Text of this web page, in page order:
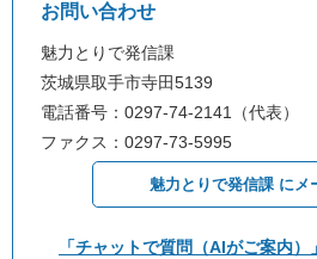
お問い合わせ
魅力とりで発信課
茨城県取手市寺田5139
電話番号：0297-74-2141（代表）
ファクス：0297-73-5995
魅力とりで発信課 にメ
「チャットで質問（AIがご案内）」